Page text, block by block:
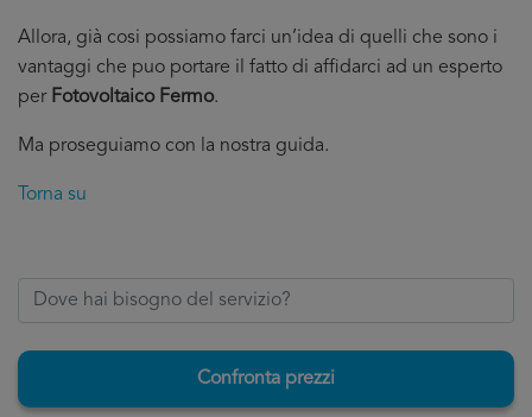
Allora, già cosi possiamo farci un’idea di quelli che sono i
vantaggi che puo portare il fatto di affidarci ad un esperto
per Fotovoltaico Fermo.
Ma proseguiamo con la nostra guida.
Torna su
Confronta prezzi